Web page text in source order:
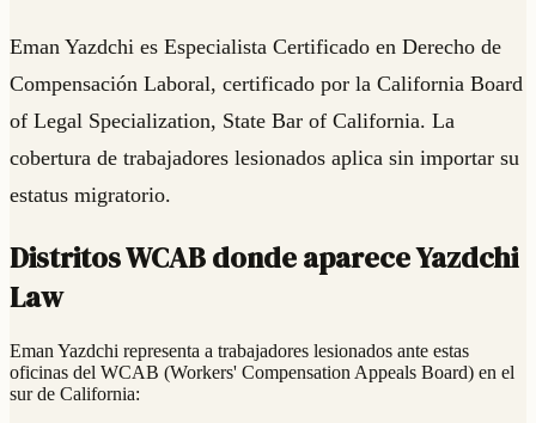
Eman Yazdchi es Especialista Certificado en Derecho de
Compensación Laboral, certificado por la California Board
of Legal Specialization, State Bar of California. La
cobertura de trabajadores lesionados aplica sin importar su
estatus migratorio.
Distritos WCAB donde aparece Yazdchi
Law
Eman Yazdchi representa a trabajadores lesionados ante estas
oficinas del WCAB (Workers' Compensation Appeals Board) en el
sur de California: